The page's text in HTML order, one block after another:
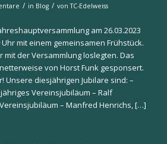
/ in Blog / vonTC-Edelweiss
am 26.03.2023
mit einem gemeinsamen Frühstück.
mit der Versammlung loslegten. Das
von Horst Funk gesponsert.
Unsere diesjährigen Jubilare sind: –
Vereinsjubiläum – Ralf
– Manfred Henrichs, […]